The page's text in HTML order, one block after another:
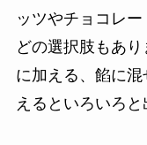
ッツやチョコレ
どの選択肢もあ
に加える、餡に
えるといろいろと